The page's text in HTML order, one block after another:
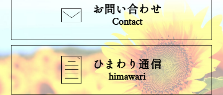
お問い合わせ
Contact
ひまわり通信
himawari